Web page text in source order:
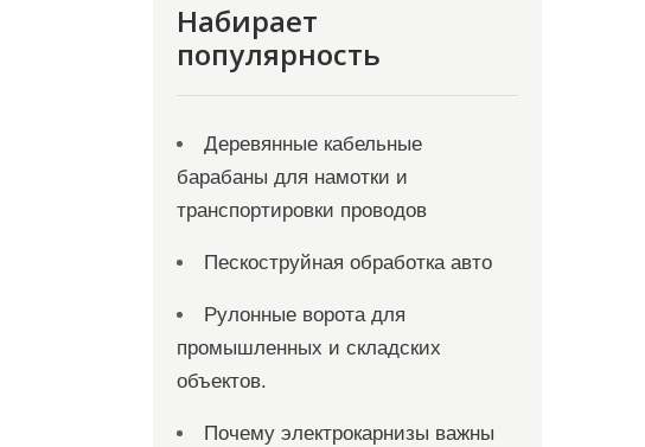
Набирает
популярность
Деревянные кабельные
барабаны для намотки и
транспортировки проводов
Пескоструйная обработка авто
Рулонные ворота для
промышленных и складских
объектов.
Почему электрокарнизы важны